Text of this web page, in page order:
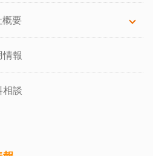
人事制度の構築
介護事業者向けBCP作成コンサル
ング
就業規則の作成、見直し
訪問介護（介護保険、障害福祉サ
ス）
就労継続・就労移行支援
共同生活援助
障害福祉事業の開業でお困りの方
れ
要
会社概要について
代表プロフィール
アクセス
報
相談